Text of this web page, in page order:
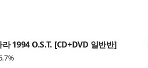
1994 O.S.T. [CD+DVD 일반반]